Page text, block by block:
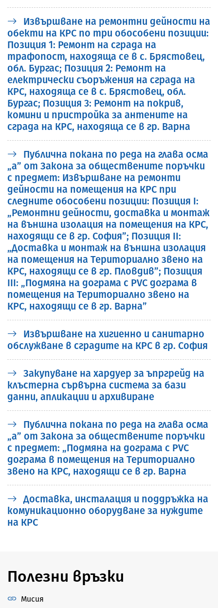
Извършване на ремонтни дейности на
обекти на КРС по три обособени позиции:
Позиция 1: Ремонт на сграда на
трафопост, находяща се в с. Брястовец,
обл. Бургас; Позиция 2: Ремонт на
електрически съоръжения на сграда на
КРС, находяща се в с. Брястовец, обл.
Бургас; Позиция 3: Ремонт на покрив,
комини и пристройка за антените на
сграда на КРС, находяща се в гр. Варна
Публична покана по реда на глава осма
„а” от Закона за обществените поръчки
с предмет: Извършване на ремонти
дейности на помещения на КРС при
следните обособени позиции: Позиция I:
„Ремонтни дейности, доставка и монтаж
на външна изолация на помещения на КРС,
находящи се в гр. София”; Позиция II:
„Доставка и монтаж на външна изолация
на помещения на Териториално звено на
КРС, находящи се в гр. Пловдив”; Позиция
III: „Подмяна на дограма с PVC дограма в
помещения на Териториално звено на
КРС, находящи се в гр. Варна”
Извършване на хигиенно и санитарно
обслужване в сградите на КРС в гр. София
Закупуване на хардуер за ъпргрейд на
клъстерна сървърна система за бази
данни, апликации и архивиране
Публична покана по реда на глава осма
„а” от Закона за обществените поръчки
с предмет: „Подмяна на дограма с PVC
дограма в помещения на Териториално
звено на КРС, находящи се в гр. Варна
Доставка, инсталация и поддръжка на
комуникационно оборудване за нуждите
на КРС
Полезни връзки
Мисия